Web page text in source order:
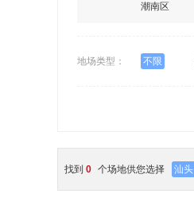
潮南区
地场类型： 不限
找到 0 个场地供您选择 汕头